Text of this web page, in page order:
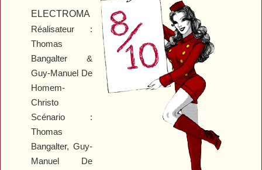
ELECTROMA
Réalisateur :
Thomas
Bangalter &
Guy-Manuel De
Homem-
Christo
Scénario :
Thomas
Bangalter, Guy-
Manuel De